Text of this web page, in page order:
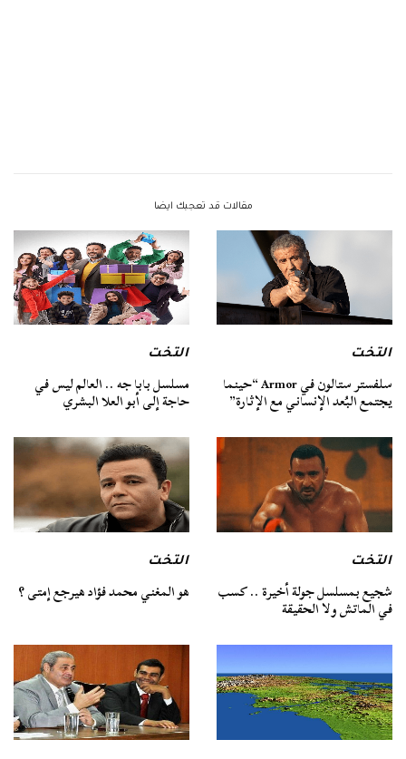
مقالات قد تعجبك ايضا
التخت
سلفستر ستالون في Armor “حينما
يجتمع البُعد الإنساني مع الإثارة”
التخت
مسلسل بابا جه .. العالم ليس في
حاجة إلى أبو العلا البشري
التخت
شجيع بمسلسل جولة أخيرة .. كسب
في الماتش ولا الحقيقة
التخت
هو المغني محمد فؤاد هيرجع إمتى ؟